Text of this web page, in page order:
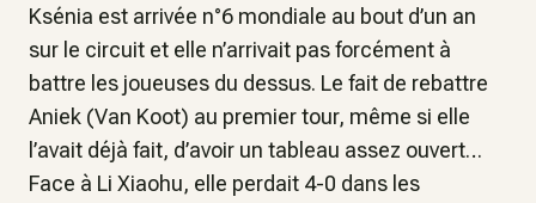
Ksénia est arrivée n°6 mondiale au bout d’un an
sur le circuit et elle n’arrivait pas forcément à
battre les joueuses du dessus. Le fait de rebattre
Aniek (Van Koot) au premier tour, même si elle
l’avait déjà fait, d’avoir un tableau assez ouvert…
Face à Li Xiaohu, elle perdait 4-0 dans les